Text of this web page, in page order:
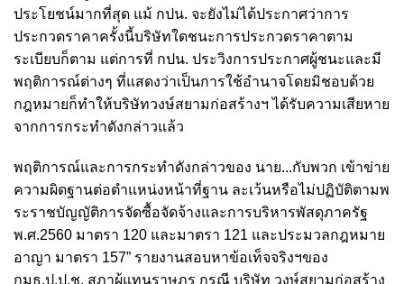
ประโยชน์มากที่สุด แม้ กปน. จะยังไม่ได้ประกาศว่าการ
ประกวดราคาครั้งนี้บริษัทใดชนะการประกวดราคาตาม
ระเบียบก็ตาม แต่การที่ กปน. ประวิงการประกาศผู้ชนะและมี
พฤติการณ์ต่างๆ ที่แสดงว่าเป็นการใช้อำนาจโดยมิชอบด้วย
กฎหมายก็ทำให้บริษัทวงษ์สยามก่อสร้างฯ ได้รับความเสียหาย
จากการกระทำดังกล่าวแล้ว
พฤติการณ์และการกระทำดังกล่าวของ นาย...กับพวก เข้าข่าย
ความผิดฐานต่อตำแหน่งหน้าที่ฐาน ละเว้นหรือไม่ปฏิบัติตามพ
ระราชบัญญัติการจัดซื้อจัดจ้างและการบริหารพัสดุภาครัฐ
พ.ศ.2560 มาตรา 120 และมาตรา 121 และประมวลกฎหมาย
อาญา มาตรา 157” รายงานสอบหาข้อเท็จจริงฯของ
กมธ.ป.ป.ช. สภาผู้แทนราษฎร กรณี บริษัท วงษ์สยามก่อสร้าง